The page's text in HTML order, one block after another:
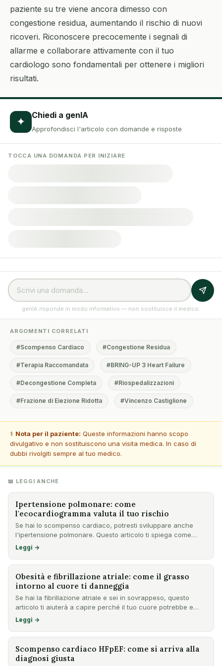
paziente su tre viene ancora dimesso con
congestione residua, aumentando il rischio di nuovi
ricoveri. Riconoscere precocemente i segnali di
allarme e collaborare attivamente con il tuo
cardiologo sono fondamentali per ottenere i migliori
risultati.
✦ Chiedi a genIA
Approfondisci l'articolo con domande e risposte
TOCCA UNA DOMANDA PER INIZIARE
genIA risponde in modo informativo — non sostituisce il medico.
ARGOMENTI CORRELATI
#Scompenso Cardiaco #Congestione Residua
#Terapia Raccomandata #BRING-UP 3 Heart Failure
#Decongestione Completa #Riospedalizzazioni
#Frazione di Eiezione Ridotta #Vincenzo Castiglione
⚕️ Nota per il paziente: Queste informazioni hanno scopo
divulgativo e non sostituiscono una visita medica. In caso di
dubbi rivolgiti sempre al tuo medico.
📖 LEGGI ANCHE
Ipertensione polmonare: come
l'ecocardiogramma valuta il tuo rischio
Se hai lo scompenso cardiaco, potresti sviluppare anche
l'ipertensione polmonare. Questo articolo ti spiega come
l'ecoc…
Leggi →
Obesità e fibrillazione atriale: come il grasso
intorno al cuore ti danneggia
Se hai la fibrillazione atriale e sei in sovrappeso, questo
articolo ti aiuterà a capire perché il tuo cuore potrebbe e…
Leggi →
Scompenso cardiaco HFpEF: come si arriva alla
diagnosi giusta